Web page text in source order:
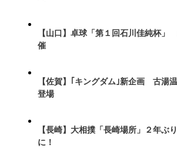
【山口】卓球「第１回石川佳純杯」
催
【佐賀】｢キングダム｣新企画 古湯
登場
【長崎】大相撲「長崎場所」２年ぶ
に！